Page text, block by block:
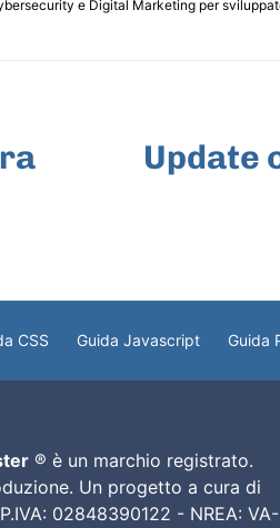
e Digital Marketing per
Update
CSS Guida Javascript Guida
® è un marchio registrato.
Un progetto a cura di
02848390122 - NREA: VA-